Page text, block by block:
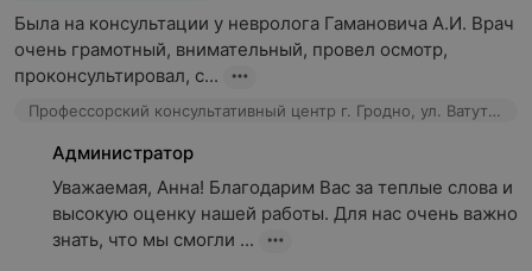
Была на консультации у невролога Гамановича А.И. Врач
очень грамотный, внимательный, провел осмотр,
проконсультировал, с...
Профессорский консультативный центр г. Гродно, ул. Ватутина, 4а
Администратор
Уважаемая, Анна! Благодарим Вас за теплые слова и
высокую оценку нашей работы. Для нас очень важно
знать, что мы смогли ...